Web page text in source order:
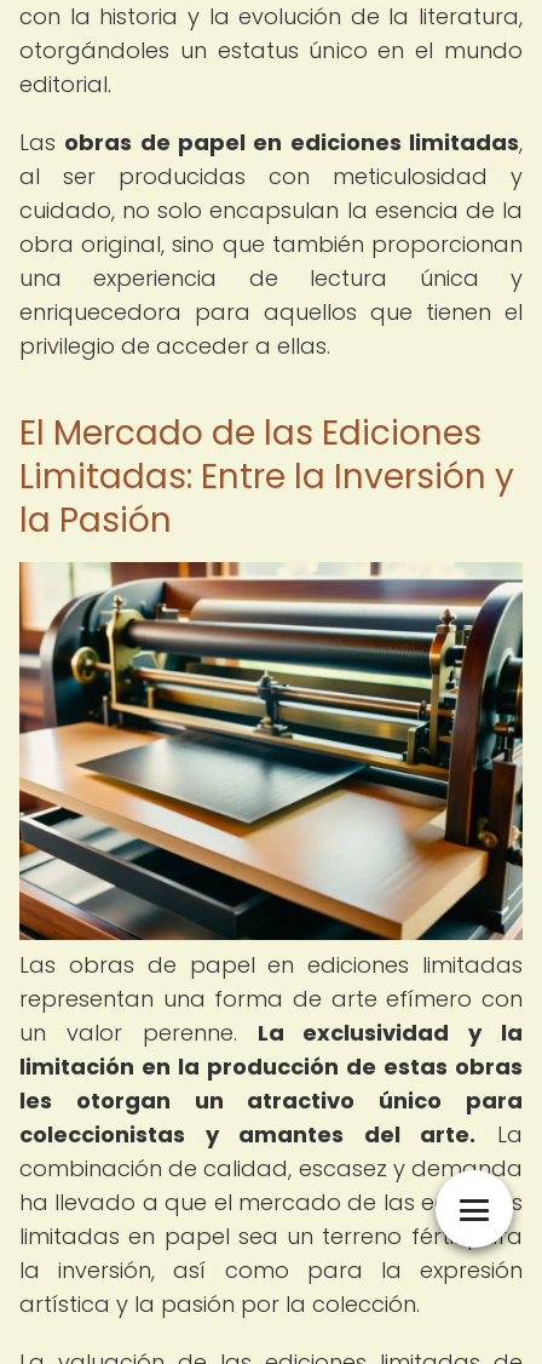
con la historia y la evolución de la literatura,
otorgándoles un estatus único en el mundo
editorial.
Las obras de papel en ediciones limitadas,
al ser producidas con meticulosidad y
cuidado, no solo encapsulan la esencia de la
obra original, sino que también proporcionan
una experiencia de lectura única y
enriquecedora para aquellos que tienen el
privilegio de acceder a ellas.
El Mercado de las Ediciones
Limitadas: Entre la Inversión y
la Pasión
Las obras de papel en ediciones limitadas
representan una forma de arte efímero con
un valor perenne. La exclusividad y la
limitación en la producción de estas obras
les otorgan un atractivo único para
coleccionistas y amantes del arte. La
combinación de calidad, escasez y demanda
ha llevado a que el mercado de las ediciones
limitadas en papel sea un terreno fértil para
la inversión, así como para la expresión
artística y la pasión por la colección.